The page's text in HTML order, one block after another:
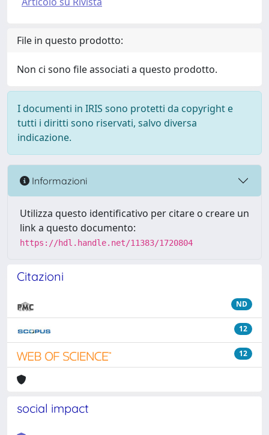
File in questo prodotto:
Non ci sono file associati a questo prodotto.
I documenti in IRIS sono protetti da copyright e
tutti i diritti sono riservati, salvo diversa
indicazione.
Informazioni
Utilizza questo identificativo per citare o creare un
link a questo documento:
https://hdl.handle.net/11383/1720804
Citazioni
ND
12
12
social impact